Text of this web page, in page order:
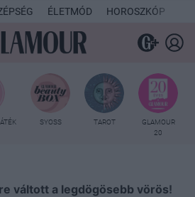
ÉLETMÓD HOROSZKÓP
SYOSS TAROT
GLAMOUR
20
váltott a legdögösebb vörös!